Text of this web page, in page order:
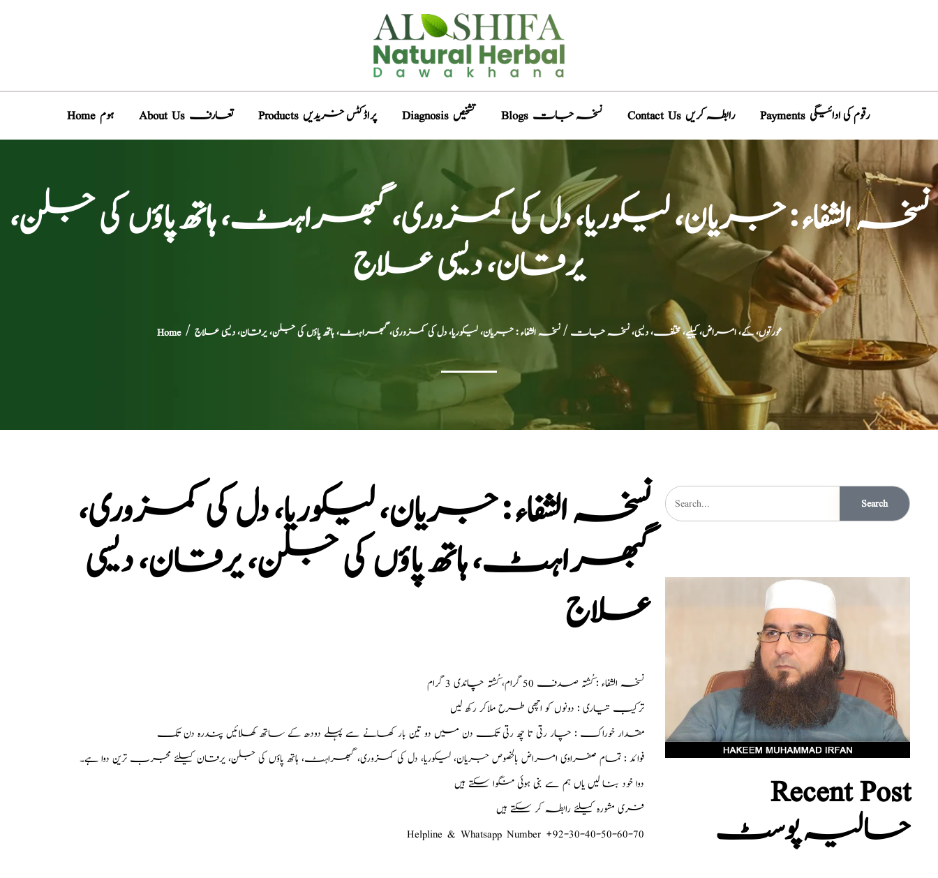
Home ہوم About Us تعارف Products پراڈکٹس خریدیں Diagnosis تشخیص Blogs نسخہ جات Contact Us رابطہ کریں Payments رقوم کی ادائیگی
نسخہ الشفاء : جریان، لیکوریا، دل کی کمزوری، گبھراہٹ، ہاتھ پاؤں کی جلن،
یرقان، دیسی علاج
Home/ عورتوں، کے، امراض، کیلیے، مختلف، دیسی، نسخہ جات / نسخہ الشفاء : جریان، لیکوریا، دل کی کمزوری، گبھراہٹ، ہاتھ پاؤں کی جلن، یرقان، دیسی علاج
نسخہ الشفاء : جریان، لیکوریا، دل کی کمزوری،
گبھراہٹ، ہاتھ پاؤں کی جلن، یرقان، دیسی
علاج
نسخہ الشفاء : کُشتہ صدف 50 گرام، کُشتہ چاندی 3 گرام
ترکیب تیاری : دونوں کو اچھی طرح ملاکر رکھ لیں
مقدار خوراک : چار رتی تا چھ رتی تک دن میں دو تین بار کھانے سے پہلے دودھ کے ساتھ کھلائیں پندرہ دن تک
فوائد : تمام صفراوی امراض بالخصوص جریان، لیکوریا، دل کی کمزوری، گبھراہٹ، ہاتھ پاؤں کی جلن، یرقان کیلئے مجرب ترین دوا ہے۔
دوا خود بنا لیں یاں ہم سے بنی ہوئی منگوا سکتے ہیں
فری مشورہ کیلئے رابطہ کر سکتے ہیں
Helpline & Whatsapp Number +92-30-40-50-60-70
Search
Recent Post
حالیہ پوسٹ